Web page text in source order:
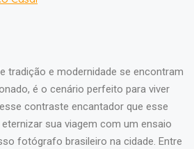
tradição e modernidade se encontram
é o cenário perfeito para viver
contraste encantador que esse
sua viagem com um ensaio
fotógrafo brasileiro na cidade. Entre